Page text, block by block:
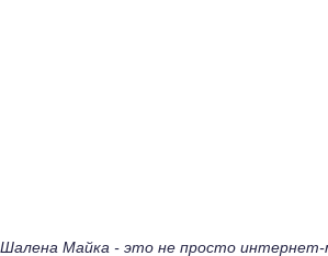
Шалена Майка - это не просто интернет-